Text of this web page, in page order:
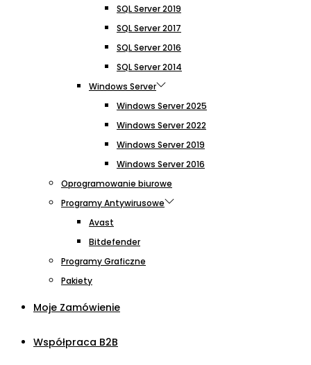
SQL Server 2019
SQL Server 2017
SQL Server 2016
SQL Server 2014
Windows Server
Windows Server 2025
Windows Server 2022
Windows Server 2019
Windows Server 2016
Oprogramowanie biurowe
Programy Antywirusowe
Avast
Bitdefender
Programy Graficzne
Pakiety
Moje Zamówienie
Współpraca B2B